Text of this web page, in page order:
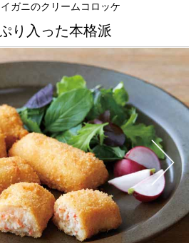
ガニのクリームコロッケ
り入った本格派